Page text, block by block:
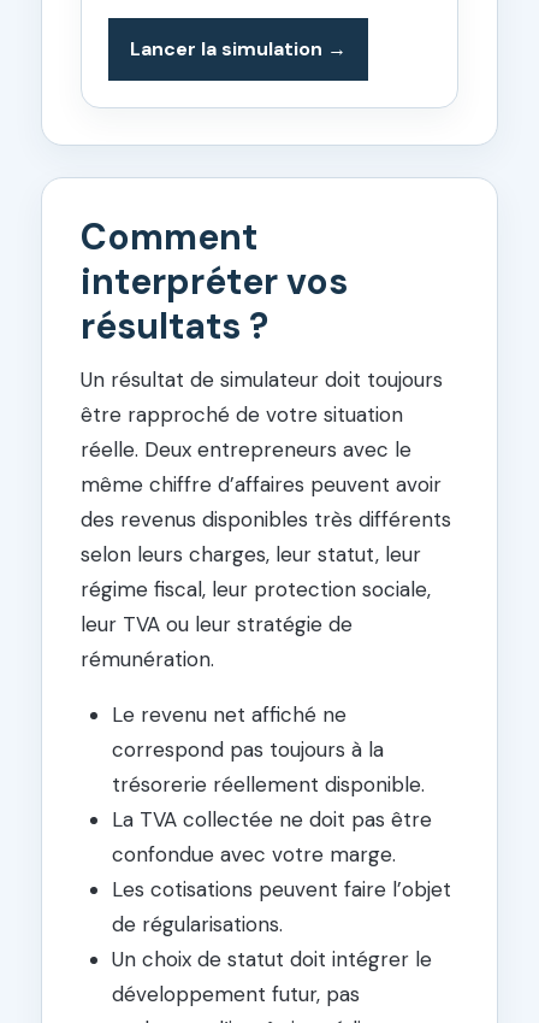
Lancer la simulation
Comment
interpréter vos
résultats ?
Un résultat de simulateur doit toujours
être rapproché de votre situation
réelle. Deux entrepreneurs avec le
même chiffre d’affaires peuvent avoir
des revenus disponibles très différents
selon leurs charges, leur statut, leur
régime fiscal, leur protection sociale,
leur TVA ou leur stratégie de
rémunération.
Le revenu net affiché ne
correspond pas toujours à la
trésorerie réellement disponible.
La TVA collectée ne doit pas être
confondue avec votre marge.
Les cotisations peuvent faire l’objet
de régularisations.
Un choix de statut doit intégrer le
développement futur, pas